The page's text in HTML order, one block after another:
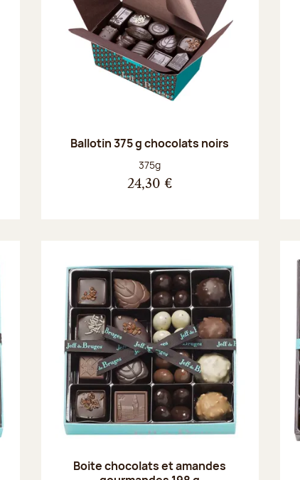
Ballotin 375 g chocolats noirs
Poids net :
375g
24,30 €
Boite chocolats et amandes